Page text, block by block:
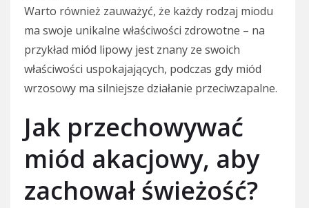
Warto również zauważyć, że każdy rodzaj miodu
ma swoje unikalne właściwości zdrowotne – na
przykład miód lipowy jest znany ze swoich
właściwości uspokajających, podczas gdy miód
wrzosowy ma silniejsze działanie przeciwzapalne.
Jak przechowywać
miód akacjowy, aby
zachował świeżość?